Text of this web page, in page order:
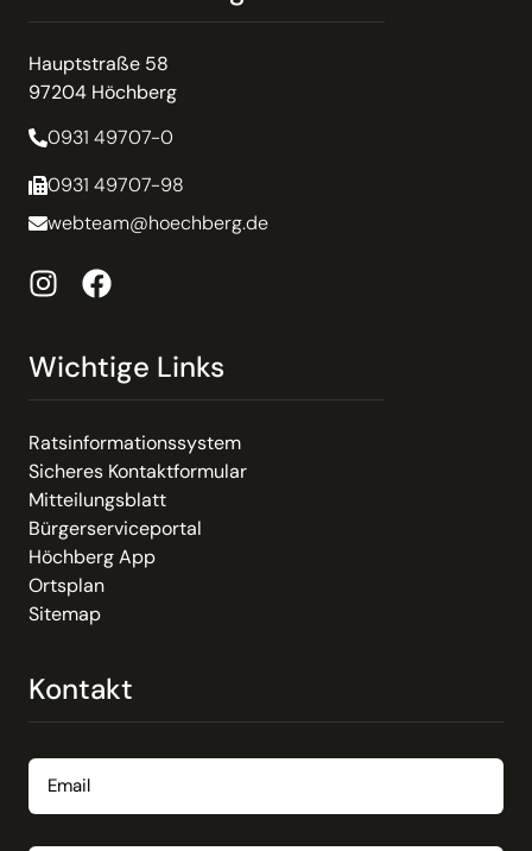
Hauptstraße 58
97204 Höchberg
0931 49707-0
0931 49707-98
webteam@hoechberg.de
Wichtige Links
Ratsinformationssystem
Sicheres Kontaktformular
Mitteilungsblatt
Bürgerserviceportal
Höchberg App
Ortsplan
Sitemap
Kontakt